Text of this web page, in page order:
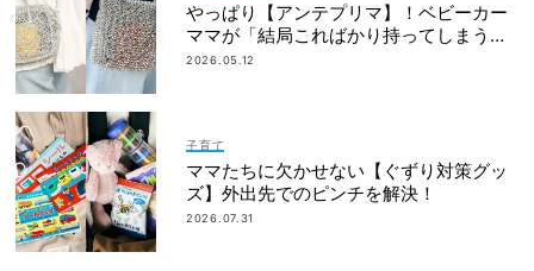
やっぱり【アンテプリマ】！ベビーカー
ママが「結局こればかり持ってしまう」
納得の理由
2026.05.12
子育て
ママたちに欠かせない【ぐずり対策グッ
ズ】外出先でのピンチを解決！
2026.07.31